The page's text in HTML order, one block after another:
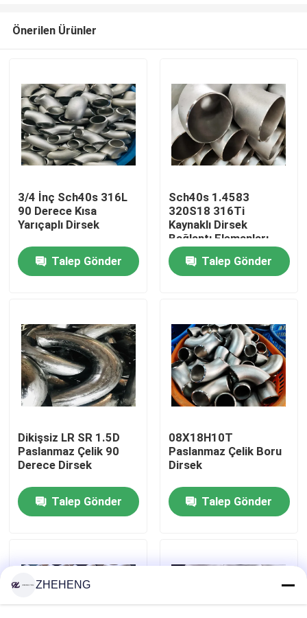
Ev
Ürün:% s
Fabrika turu
Kalite kontrol
Company News
Paslanmaz Çelik Boru Dirsek
Önerilen Ürünler
3/4 İnç Sch40s 316L
90 Derece Kısa
Yarıçaplı Dirsek
Talep Gönder
Sch40s 1.4583
320S18 316Ti
Kaynaklı Dirsek
Bağlantı Elemanları
Talep Gönder
Dikişsiz LR SR 1.5D
Paslanmaz Çelik 90
Derece Dirsek
Talep Gönder
08Х18Н10Т
Paslanmaz Çelik Boru
Dirsek
Talep Gönder
ZHEHENG